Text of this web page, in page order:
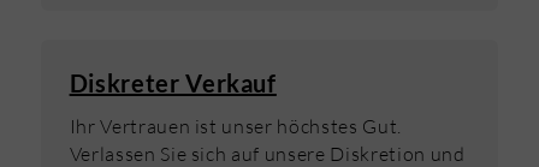
Diskreter Verkauf
Ihr Vertrauen ist unser höchstes Gut.
Verlassen Sie sich auf unsere Diskretion und